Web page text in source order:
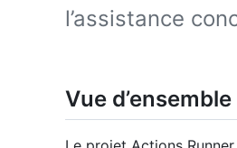
l’assistance
Vue d’ensemble